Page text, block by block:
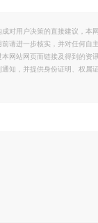
对用户决策的直接建议，
请进一步核实，并对任何
网站网页而链接及得到的
知，并提供身份证明、权